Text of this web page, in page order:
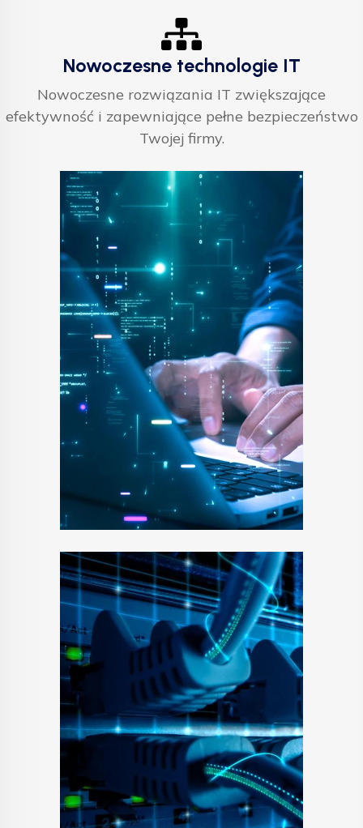
Nowoczesne technologie IT
Nowoczesne rozwiązania IT zwiększające
efektywność i zapewniające pełne bezpieczeństwo
Twojej firmy.